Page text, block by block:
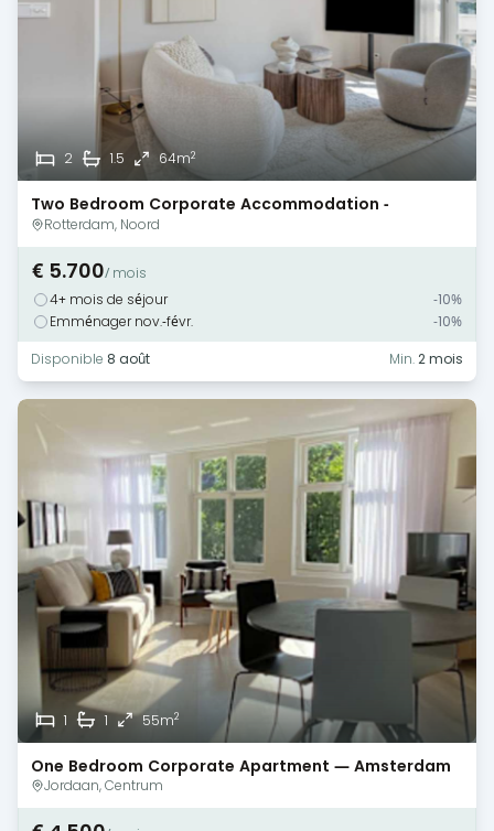
2 1.5 64m2
Two Bedroom Corporate Accommodation -
Rotterdam
Rotterdam, Noord
€ 5.700/ mois
4+ mois de séjour
-10%
Emménager nov.-févr.
-10%
Disponible 8 août Min.2 mois
1 1 55m2
One Bedroom Corporate Apartment — Amsterdam
— Canal View
Jordaan, Centrum